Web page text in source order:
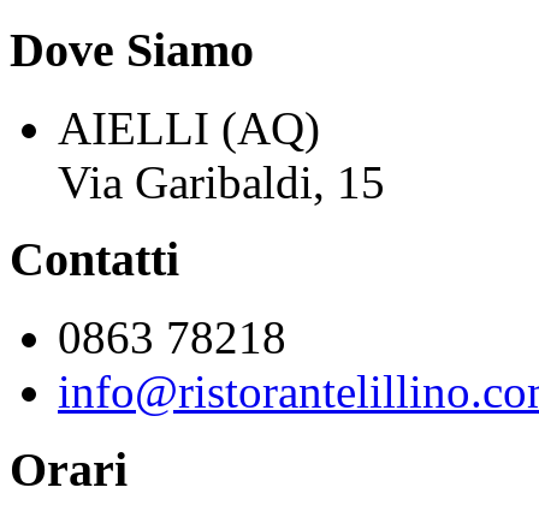
Dove Siamo
AIELLI (AQ)
Via Garibaldi, 15
Contatti
0863 78218
Orari